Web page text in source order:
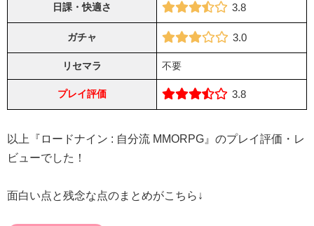
日課・快適さ 3.8
ガチャ 3.0
リセマラ 不要
プレイ評価 3.8
以上『ロードナイン : 自分流 MMORPG』のプレイ評価・レ
ビューでした！
面白い点と残念な点のまとめがこちら↓